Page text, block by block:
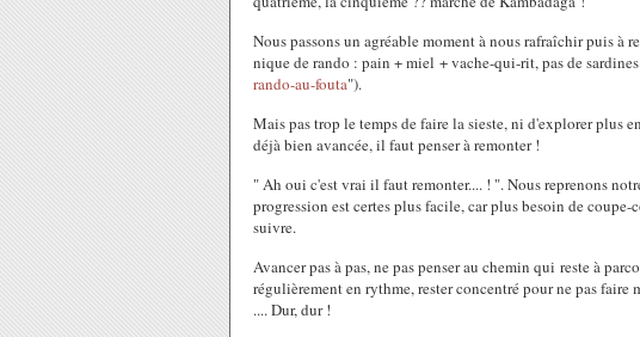
Nous passons un agréable moment à nous rafraîchir puis à
nique de rando : pain + miel + vache-qui-rit, pas de
rando-au-fouta").
Mais pas trop le temps de faire la sieste, ni d'explorer plus
déjà bien avancée, il faut penser à remonter !
" Ah oui c'est vrai il faut remonter.... ! ". Nous reprenons
progression est certes plus facile, car plus besoin de
suivre.
Avancer pas à pas, ne pas penser au chemin qui reste à
régulièrement en rythme, rester concentré pour ne pas
.... Dur, dur !